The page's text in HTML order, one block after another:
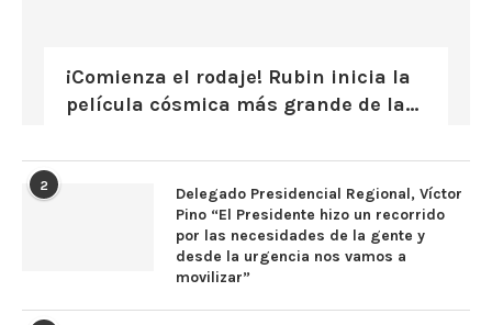
¡Comienza el rodaje! Rubin inicia la
película cósmica más grande de la...
2
Delegado Presidencial Regional, Víctor
Pino “El Presidente hizo un recorrido
por las necesidades de la gente y
desde la urgencia nos vamos a
movilizar”